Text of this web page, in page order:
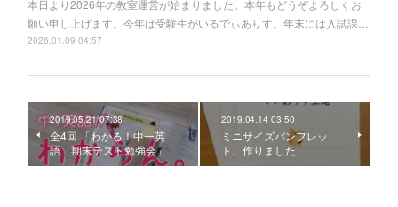
本日より2026年の教室運営が始まりました。本年もどうぞよろしくお
願い申し上げます。今年は受験生がいるでぃありす。年末には入試課…
2026.01.09 04:57
2019.05.21 07:38
全4回 「わかる！中一英
語 期末テスト勉強会」
2019.04.14 03:50
ミニサイズパンフレッ
ト、作りました